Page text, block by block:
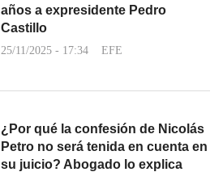
años a expresidente Pedro
Castillo
25/11/2025 - 17:34 EFE
¿Por qué la confesión de Nicolás
Petro no será tenida en cuenta en
su juicio? Abogado lo explica